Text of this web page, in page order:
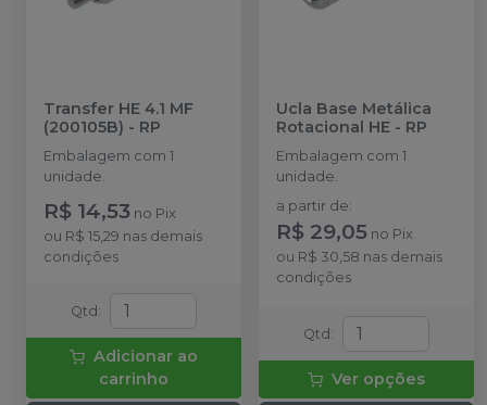
Transfer HE 4.1 MF
(200105B) - RP
Embalagem com 1
unidade.
R$ 14,53 no Pix
ou R$ 15,29 nas demais
condições
Qtd :
Adicionar ao
carrinho
Ucla Base Metálica
Rotacional HE - RP
Embalagem com 1
unidade.
a partir de:
R$ 29,05 no Pix
ou R$ 30,58 nas demais
condições
Qtd :
Ver opções